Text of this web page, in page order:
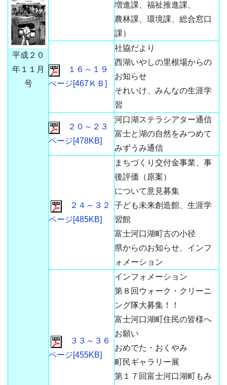
平成２０
年１１月
号
増進課、福祉推進課、
農林課、環境課、総合窓口
課）
１６～１９
ぺージ[467ＫＢ]
社協だより
西湖いやしの里根場からの
お知らせ
それいけ、みんなの生涯学
習
２０～２３
ページ[478KB]
河口湖ステラシアター通信
富士と湖の自然をみつめて
みずうみ通信
２４～３２
ページ[485KB]
まちづくり交付金事業、事
後評価（原案）
について意見募集
子ども未来創造館、生涯学
習館
富士河口湖町古の小径
県からのお知らせ、インフ
ォメーション
３３～３６
ページ[455KB]
インフォメーション
第８回ウォーク・クリーニ
ング隊大募集！！
富士河口湖町住民の皆様へ
お願い
おめでた・おくやみ
町民ギャラリー展
第１７回富士河口湖町もみ